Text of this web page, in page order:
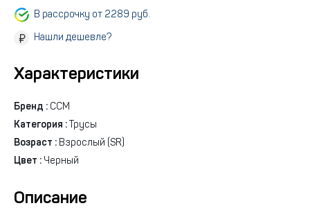
В рассрочку от 2289 руб.
Нашли дешевле?
Характеристики
Бренд : CCM
Категория : Трусы
Возраст : Взрослый (SR)
Цвет : Черный
Описание